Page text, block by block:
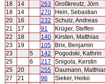
18
14 263 Großkreutz, Jörn
18
14 270 Hein, Sebastian
20
16 232 Schulz, Andreas
21
17 91 Krüger, Steffen
22
18 140 Kirsten, Matthias
23
19 105 Brix, Benjamin
23
5 142 Pogodski, Kathrin
25
6 217 Snigola, Kerstin
25
20 255 Daumann,
27
21 96 Sieker, Heiko